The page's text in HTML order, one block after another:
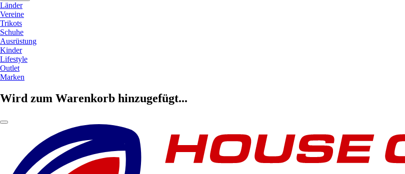
Länder
Vereine
Trikots
Schuhe
Ausrüstung
Kinder
Lifestyle
Outlet
Marken
Wird zum Warenkorb hinzugefügt...